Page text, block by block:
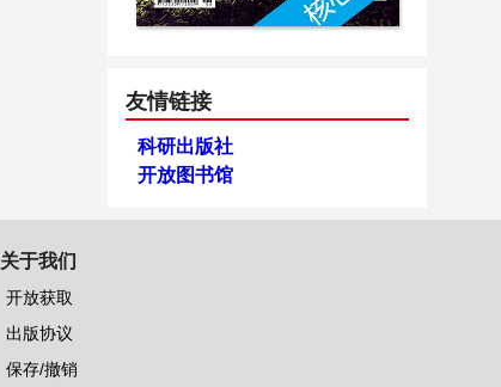
友情链接
科研出版社
开放图书馆
关于我们
开放获取
出版协议
保存/撤销